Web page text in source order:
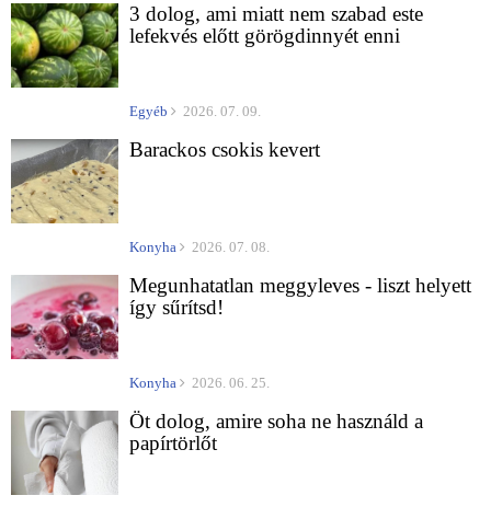
3 dolog, ami miatt nem szabad este
lefekvés előtt görögdinnyét enni
Egyéb 2026. 07. 09.
Barackos csokis kevert
Konyha 2026. 07. 08.
Megunhatatlan meggyleves - liszt helyett
így sűrítsd!
Konyha 2026. 06. 25.
Öt dolog, amire soha ne használd a
papírtörlőt